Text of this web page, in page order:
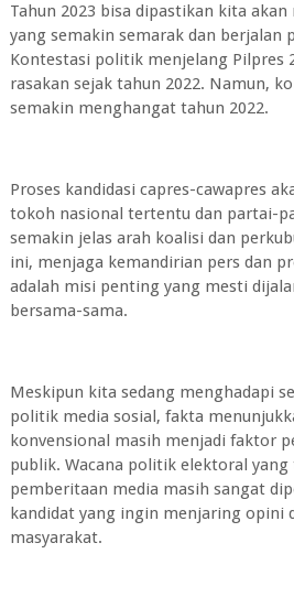
Tahun 2023 bisa dipastikan kita
yang semakin semarak dan berjalan
Kontestasi politik menjelang Pilpres
rasakan sejak tahun 2022. Namun,
semakin menghangat tahun 2022.
Proses kandidasi capres-cawapres
tokoh nasional tertentu dan partai-
semakin jelas arah koalisi dan
ini, menjaga kemandirian pers dan
adalah misi penting yang mesti
bersama-sama.
Meskipun kita sedang menghadapi
politik media sosial, fakta
konvensional masih menjadi faktor
publik. Wacana politik elektoral
pemberitaan media masih sangat
kandidat yang ingin menjaring opini
masyarakat.